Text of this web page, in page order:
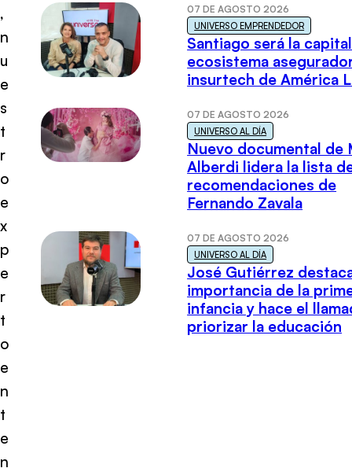
,
n
u
e
s
t
r
o
e
x
p
e
r
t
o
e
n
t
e
n
07 DE AGOSTO 2026
UNIVERSO EMPRENDEDOR
Santiago será la
ecosistema
insurtech de América
07 DE AGOSTO 2026
UNIVERSO AL DÍA
Nuevo documental de
Alberdi lidera la lista
recomendaciones de
Fernando Zavala
07 DE AGOSTO 2026
UNIVERSO AL DÍA
José Gutiérrez
importancia de la
infancia y hace el
priorizar la educación